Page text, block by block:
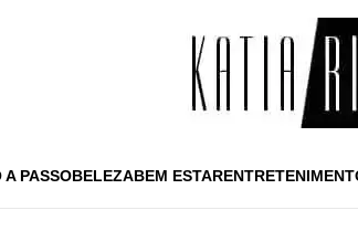
A PASSOBELEZABEM ESTAR